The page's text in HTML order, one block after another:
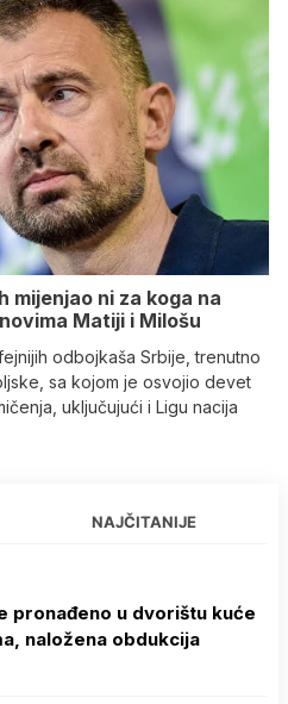
mijenjao ni za koga na
Matiji i Milošu
odbojkaša Srbije, trenutno
sa kojom je osvojio devet
uključujući i Ligu nacija
NAJČITANIJE
pronađeno u dvorištu kuće
naložena obdukcija